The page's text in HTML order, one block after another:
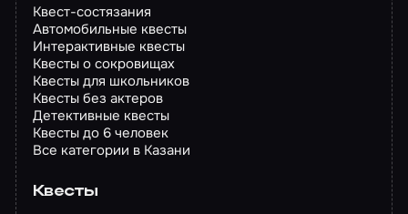
Квест-состязания
Автомобильные квесты
Интерактивные квесты
Квесты о сокровищах
Квесты для школьников
Квесты без актеров
Детективные квесты
Квесты до 6 человек
Все категории в Казани
Квесты